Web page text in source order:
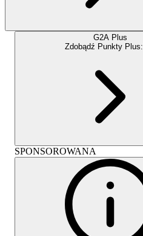
G2A Plus
Zdobądź Punkty Plus:
SPONSOROWANA